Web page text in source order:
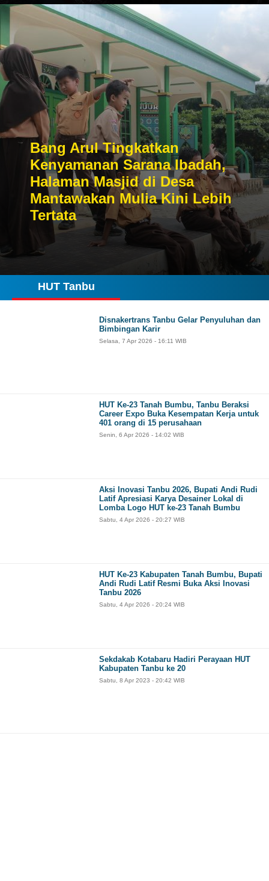
Bang Arul Tingkatkan
Kenyamanan Sarana Ibadah,
Halaman Masjid di Desa
Mantawakan Mulia Kini Lebih
Tertata
HUT Tanbu
Disnakertrans Tanbu Gelar Penyuluhan dan
Bimbingan Karir
Selasa, 7 Apr 2026 - 16:11 WIB
HUT Ke-23 Tanah Bumbu, Tanbu Beraksi
Career Expo Buka Kesempatan Kerja untuk
401 orang di 15 perusahaan
Senin, 6 Apr 2026 - 14:02 WIB
Aksi Inovasi Tanbu 2026, Bupati Andi Rudi
Latif Apresiasi Karya Desainer Lokal di
Lomba Logo HUT ke-23 Tanah Bumbu
Sabtu, 4 Apr 2026 - 20:27 WIB
HUT Ke-23 Kabupaten Tanah Bumbu, Bupati
Andi Rudi Latif Resmi Buka Aksi Inovasi
Tanbu 2026
Sabtu, 4 Apr 2026 - 20:24 WIB
Sekdakab Kotabaru Hadiri Perayaan HUT
Kabupaten Tanbu ke 20
Sabtu, 8 Apr 2023 - 20:42 WIB